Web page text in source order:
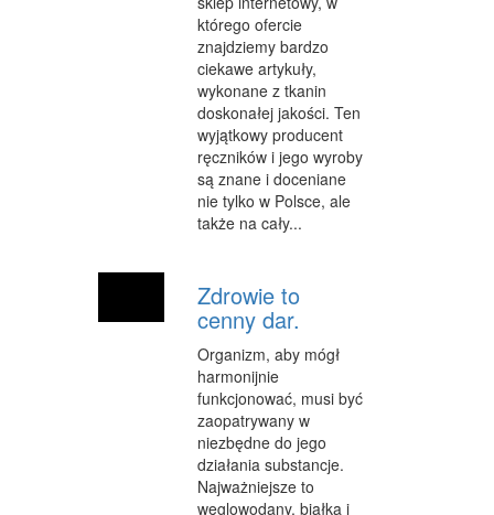
MASZYNY
NARZĘDZIA
PRZEMYSŁ METALOWY
PRZEWÓZ
TRANSPORT
CZĘŚCI SAMOCHODOWE
USŁUGI MOTORYZACYJNE
SALONY, KOMISY
PUBLIC RELATIONS
AGENCJE REKLAMOWE
MATERIAŁY REKLAMOWE
którego ofercie
znajdziemy bardzo
ciekawe artykuły,
wykonane z tkanin
doskonałej jakości. Ten
wyjątkowy producent
ręczników i jego wyroby
są znane i doceniane
nie tylko w Polsce, ale
także na cały...
Zdrowie to
cenny dar.
Organizm, aby mógł
harmonijnie
funkcjonować, musi być
zaopatrywany w
niezbędne do jego
działania substancje.
Najważniejsze to
węglowodany, białka i